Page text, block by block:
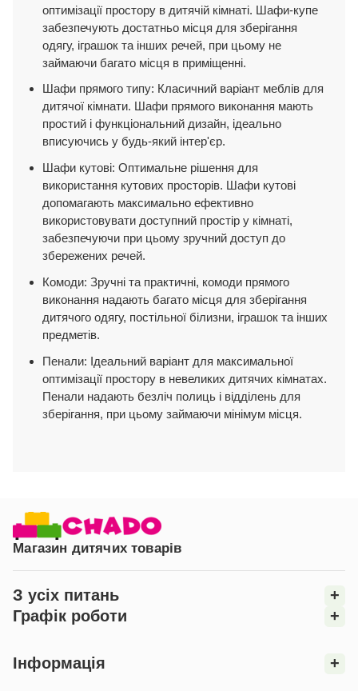
оптимізації простору в дитячій кімнаті. Шафи-купе
забезпечують достатньо місця для зберігання
одягу, іграшок та інших речей, при цьому не
займаючи багато місця в приміщенні.
Шафи прямого типу: Класичний варіант меблів для
дитячої кімнати. Шафи прямого виконання мають
простий і функціональний дизайн, ідеально
вписуючись у будь-який інтер'єр.
Шафи кутові: Оптимальне рішення для
використання кутових просторів. Шафи кутові
допомагають максимально ефективно
використовувати доступний простір у кімнаті,
забезпечуючи при цьому зручний доступ до
збережених речей.
Комоди: Зручні та практичні, комоди прямого
виконання надають багато місця для зберігання
дитячого одягу, постільної білизни, іграшок та інших
предметів.
Пенали: Ідеальний варіант для максимальної
оптимізації простору в невеликих дитячих кімнатах.
Пенали надають безліч полиць і відділень для
зберігання, при цьому займаючи мінімум місця.
Магазин дитячих товарів
З усіх питань
+
Графік роботи
+
Інформація +